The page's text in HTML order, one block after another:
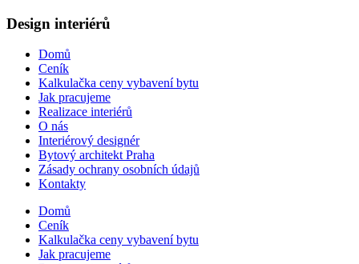
Design interiérů
Domů
Ceník
Kalkulačka ceny vybavení bytu
Jak pracujeme
Realizace interiérů
O nás
Interiérový designér
Bytový architekt Praha
Zásady ochrany osobních údajů
Kontakty
Domů
Ceník
Kalkulačka ceny vybavení bytu
Jak pracujeme